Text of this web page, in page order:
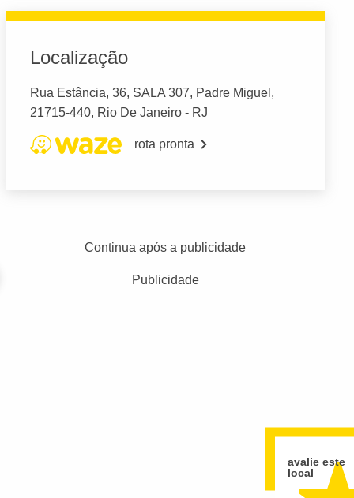
Localização
Rua Estância, 36, SALA 307, Padre Miguel,
21715-440, Rio De Janeiro - RJ
rota pronta
Continua após a publicidade
Publicidade
avalie este
local